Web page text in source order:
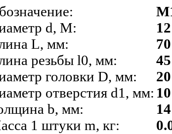
d, М:
L, мм:
резьбы l0, мм:
головки D, мм:
отверстия d1, мм:
b, мм:
1 штуки m, кг:
12
70
45
20
10
14